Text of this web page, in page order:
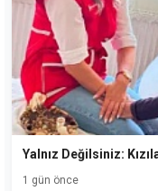
Yalnız Değilsiniz:
1 gün önce